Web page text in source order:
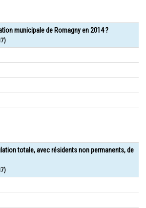
municipale de Romagny en 2014 ?
totale, avec résidents non permanents, de